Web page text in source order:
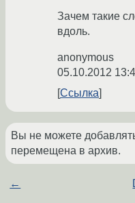
Зачем такие
вдоль.
anonymous
05.10.2012
Ссылка
Вы не можете
перемещена в архив.
←